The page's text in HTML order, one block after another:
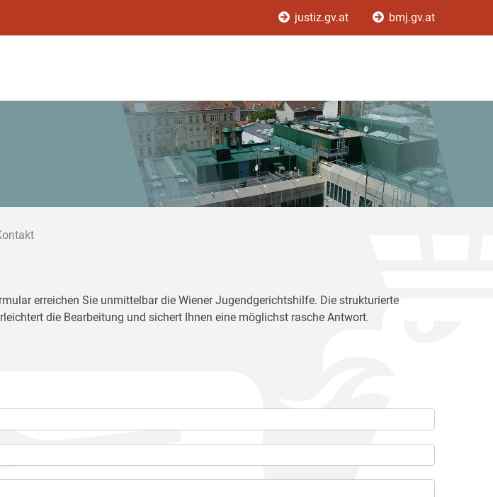
justiz.gv.at bmj.gv.at
erreichen Sie unmittelbar die Wiener Jugendgerichtshilfe. Die strukturierte
die Bearbeitung und sichert Ihnen eine möglichst rasche Antwort.